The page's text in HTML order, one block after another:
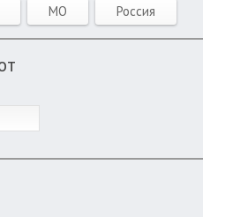
МО Россия